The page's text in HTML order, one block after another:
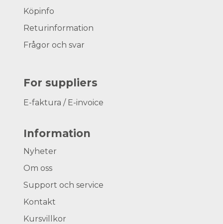
Köpinfo
Returinformation
Frågor och svar
For suppliers
E-faktura / E-invoice
Information
Nyheter
Om oss
Support och service
Kontakt
Kursvillkor